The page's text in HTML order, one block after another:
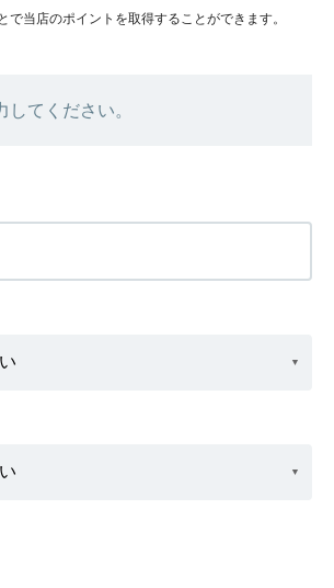
で当店のポイントを取得することができます。
してください。